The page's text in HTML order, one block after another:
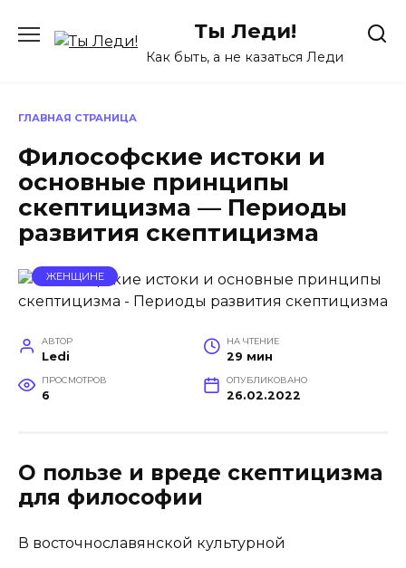
содержанию
Ты Леди!
Как быть, а не казаться Леди
ГЛАВНАЯ СТРАНИЦА
Философские истоки и
основные принципы
скептицизма — Периоды
развития скептицизма
ЖЕНЩИНЕ
АВТОР
Ledi
НА ЧТЕНИЕ
29 мин
ПРОСМОТРОВ
6
ОПУБЛИКОВАНО
26.02.2022
О пользе и вреде скептицизма
для философии
В восточнославянской культурной